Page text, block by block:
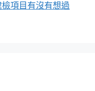
項目有沒有想過